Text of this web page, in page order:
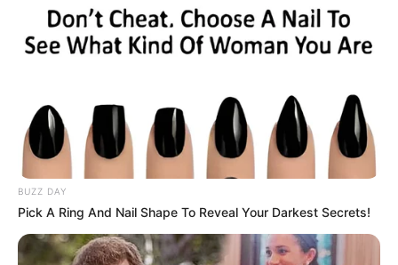
BUZZ DAY
Pick A Ring And Nail Shape To Reveal Your Darkest Secrets!